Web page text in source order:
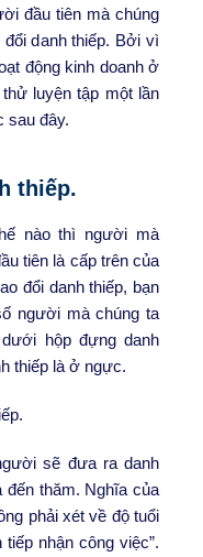
đầu tiên mà chúng
danh thiếp. Bởi vì
động kinh doanh ở
luyện tập một lần
sau đây.
thiếp.
nào thì người mà
tiên là cấp trên của
đổi danh thiếp, bạn
người mà chúng ta
hộp đựng danh
thiếp là ở ngực.
sẽ đưa ra danh
thăm. Nghĩa của
phải xét về độ tuổi
nhận công việc”.